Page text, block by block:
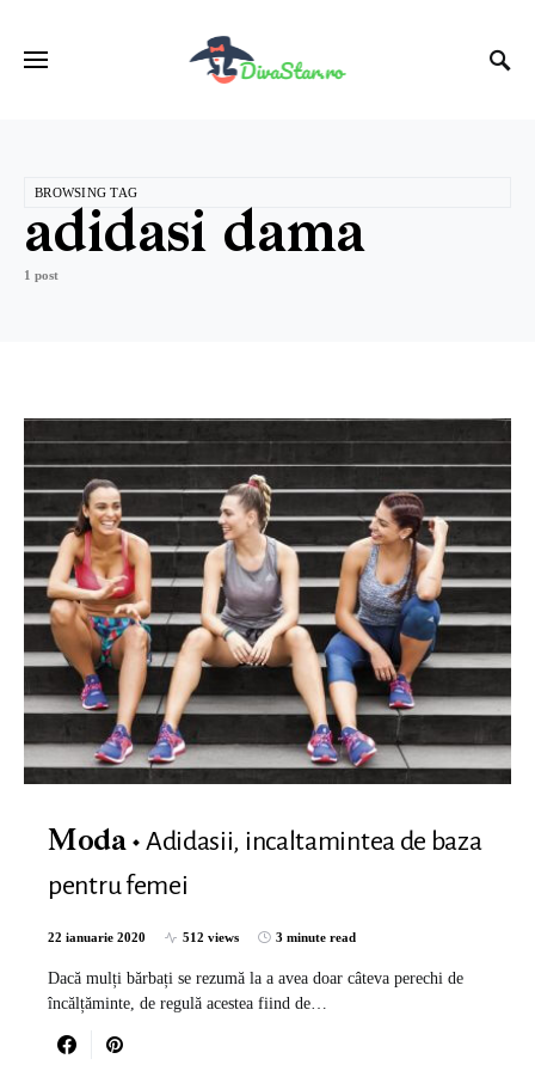
BROWSING TAG
adidasi dama
1 post
Moda
Adidasii, incaltamintea de baza
pentru femei
22 ianuarie 2020 512 views 3 minute read
Dacă mulți bărbați se rezumă la a avea doar câteva perechi de
încălțăminte, de regulă acestea fiind de…